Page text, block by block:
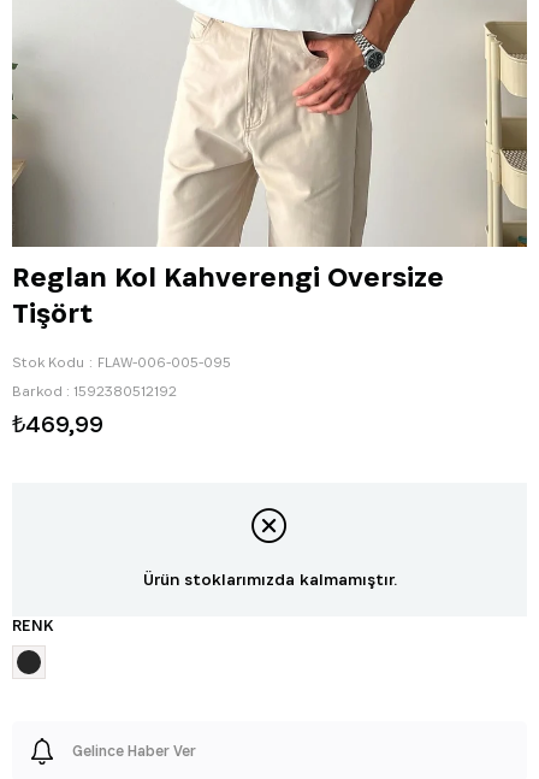
Reglan Kol Kahverengi Oversize
Tişört
Stok Kodu
FLAW-006-005-095
Barkod : 1592380512192
₺469,99
Ürün stoklarımızda kalmamıştır.
RENK
Gelince Haber Ver